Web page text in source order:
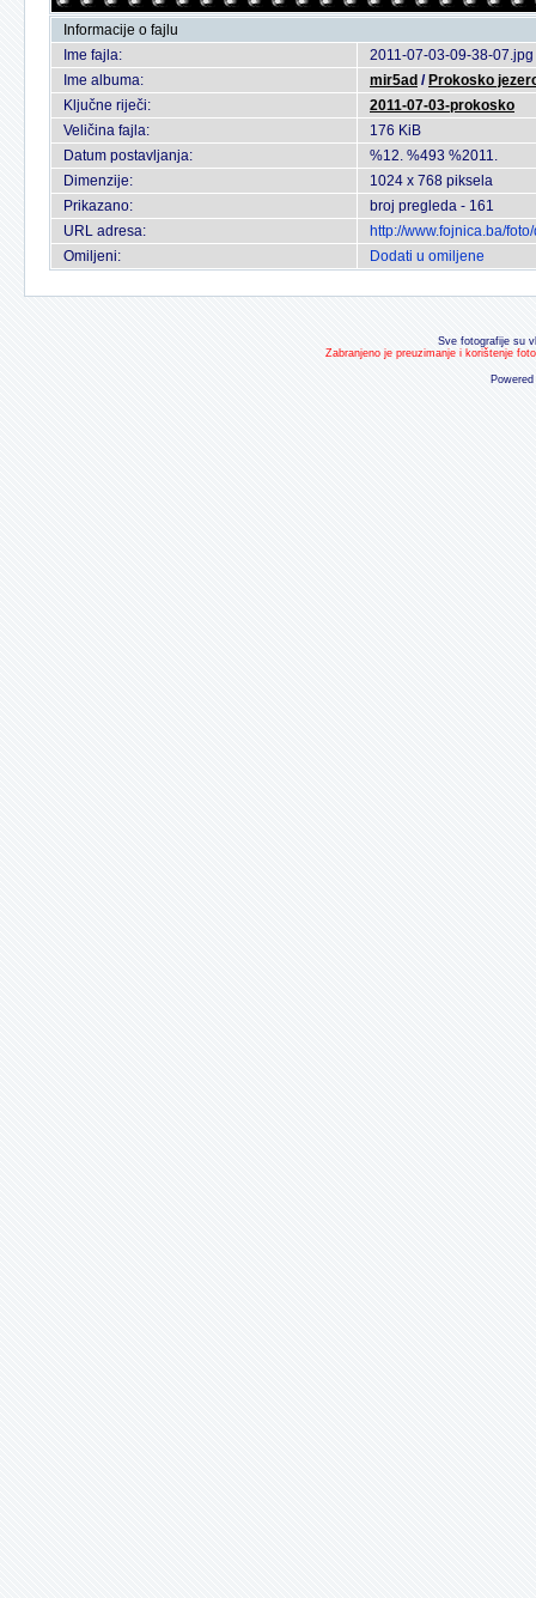
Informacije o fajlu
Ime fajla:
2011-07-03-09-38-07.jpg
Ime albuma:
mir5ad / Prokosko
Ključne riječi:
2011-07-03-prokosko
Veličina fajla:
176 KiB
Datum postavljanja:
%12. %493 %2011.
Dimenzije:
1024 x 768 piksela
Prikazano:
broj pregleda - 161
URL adresa:
http://www.fojnica.ba/
Omiljeni:
Dodati u omiljene
Sve fotografije su
Zabranjeno je preuzimanje i korištenje